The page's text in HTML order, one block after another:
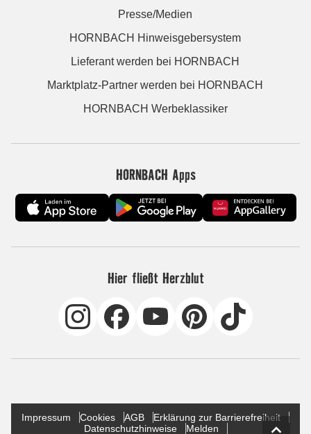
Presse/Medien
HORNBACH Hinweisgebersystem
Lieferant werden bei HORNBACH
Marktplatz-Partner werden bei HORNBACH
HORNBACH Werbeklassiker
HORNBACH Apps
Hier fließt Herzblut
Impressum Cookies AGB
Erklärung zur Barrierefreiheit
Datenschutzhinweise
Melden